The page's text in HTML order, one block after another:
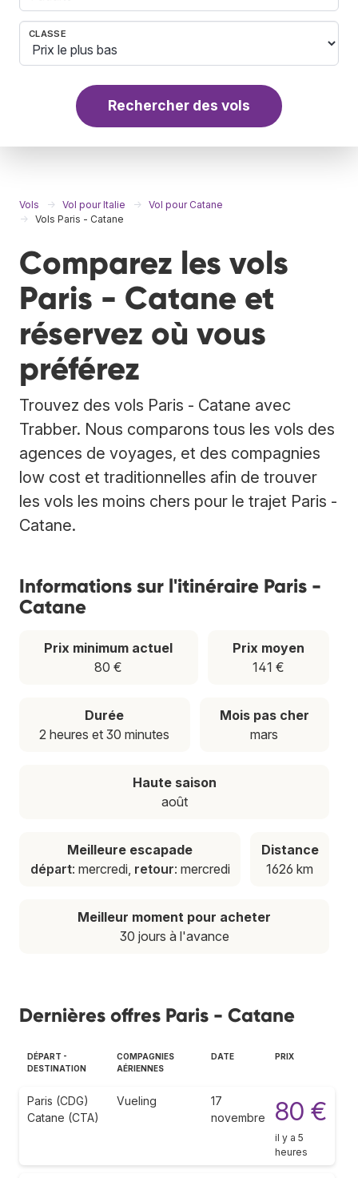
CLASSE
Rechercher des vols
Vols Vol pour Italie
Vol pour Catane
Vols Paris - Catane
Comparez les vols
Paris - Catane et
réservez où vous
préférez
Trouvez des vols Paris - Catane avec
Trabber. Nous comparons tous les vols des
agences de voyages, et des compagnies
low cost et traditionnelles afin de trouver
les vols les moins chers pour le trajet Paris -
Catane.
Informations sur l'itinéraire Paris -
Catane
Prix minimum actuel
80 €
Prix moyen
141 €
Durée
2 heures et 30 minutes
Mois pas cher
mars
Haute saison
août
Meilleure escapade
départ: mercredi, retour: mercredi
Distance
1626 km
Meilleur moment pour acheter
30 jours à l'avance
Dernières offres Paris - Catane
DÉPART -
DESTINATION
COMPAGNIES
AÉRIENNES
DATE PRIX
Paris (CDG)
Catane (CTA)
Vueling
17
novembre
80 €
il y a 5
heures